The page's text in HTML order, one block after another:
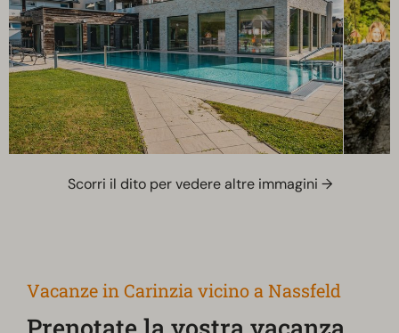
Scorri il dito per vedere altre immagini →
Vacanze in Carinzia vicino a Nassfeld